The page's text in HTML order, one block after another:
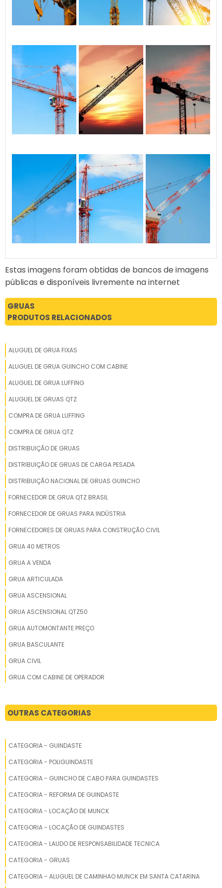
opÃ§Ã£o de chumbadores,
cabine de operador e
DisponÃ­veis nos modelos:
QTZ25, QTZ30, QTZ40, QTZ50,
Gruas Luffing e Gruas Fixas.
Estas imagens foram obtidas de bancos de imagens
públicas e disponíveis livremente na internet
GRUAS
PRODUTOS RELACIONADOS
ALUGUEL DE GRUA FIXAS
ALUGUEL DE GRUA GUINCHO COM CABINE
ALUGUEL DE GRUA LUFFING
ALUGUEL DE GRUAS QTZ
COMPRA DE GRUA LUFFING
COMPRA DE GRUA QTZ
DISTRIBUIÇÃO DE GRUAS
DISTRIBUIÇÃO DE GRUAS DE CARGA PESADA
DISTRIBUIÇÃO NACIONAL DE GRUAS GUINCHO
FORNECEDOR DE GRUA QTZ BRASIL
FORNECEDOR DE GRUAS PARA INDÚSTRIA
FORNECEDORES DE GRUAS PARA CONSTRUÇÃO CIVIL
GRUA 40 METROS
GRUA A VENDA
GRUA ARTICULADA
GRUA ASCENSIONAL
GRUA ASCENSIONAL QTZ50
GRUA AUTOMONTANTE PREÇO
GRUA BASCULANTE
GRUA CIVIL
GRUA COM CABINE DE OPERADOR
GRUA COM TORRE MÓVEL
GRUA CONSTRUÇÃO CIVIL
GRUA CONSTRUÇÃO CIVIL VENDA
GRUA DE CANTEIRO
GRUA DE CANTEIRO COM ALTA PERFORMANCE
GRUA DE CONSTRUÇÃO
GRUA DE CONSTRUÇÃO CIVIL
GRUA DE GRANDE CAPACIDADE PARA ALUGUEL
GRUA DE IÇAMENTO RÁPIDO
GRUA DE OBRA
OUTRAS CATEGORIAS
CATEGORIA - GUINDASTE
CATEGORIA - POLIGUINDASTE
CATEGORIA - GUINCHO DE CABO PARA GUINDASTES
CATEGORIA - REFORMA DE GUINDASTE
CATEGORIA - LOCAÇÃO DE MUNCK
CATEGORIA - LOCAÇÃO DE GUINDASTES
CATEGORIA - LAUDO DE RESPONSABILIDADE TECNICA
CATEGORIA - GRUAS
CATEGORIA - ALUGUEL DE CAMINHAO MUNCK EM SANTA CATARINA